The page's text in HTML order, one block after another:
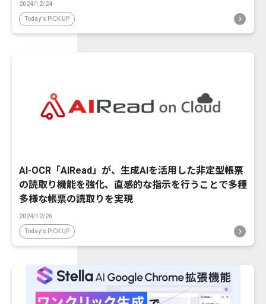
2024/12/24
Today's PICK UP
AI-OCR「AIRead」が、生成AIを活用した非定型帳票
の読取り機能を強化、直感的な指示を行うことで多種
多様な帳票の読取りを実現
2024/12/26
Today's PICK UP